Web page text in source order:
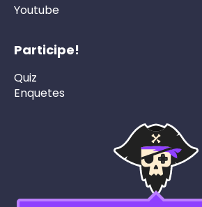
Youtube
Participe!
Quiz
Enquetes